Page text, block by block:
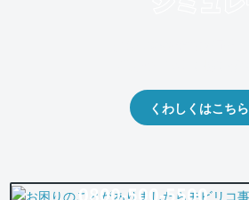
くわしくはこちら
0800-500-5500